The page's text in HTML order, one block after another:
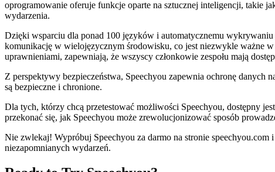
oprogramowanie oferuje funkcje oparte na sztucznej inteligencji, takie
wydarzenia.
Dzięki wsparciu dla ponad 100 języków i automatycznemu
komunikację w wielojęzycznym środowisku, co jest niezwykle ważne
uprawnieniami, zapewniają, że wszyscy członkowie zespołu mają
Z perspektywy bezpieczeństwa, Speechyou zapewnia ochronę danych
są bezpieczne i chronione.
Dla tych, którzy chcą przetestować możliwości Speechyou, dostępny
przekonać się, jak Speechyou może zrewolucjonizować sposób
Nie zwlekaj! Wypróbuj Speechyou za darmo na stronie
niezapomnianych wydarzeń.